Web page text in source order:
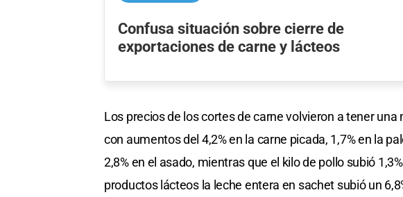
Confusa situación sobre cierre de
exportaciones de carne y lácteos
Los precios de los cortes de carne volvieron a tener
con aumentos del 4,2% en la carne picada, 1,7% en la
2,8% en el asado, mientras que el kilo de pollo subió
productos lácteos la leche entera en sachet subió un